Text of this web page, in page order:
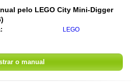
pelo LEGO City Mini-Digger
LEGO
o manual